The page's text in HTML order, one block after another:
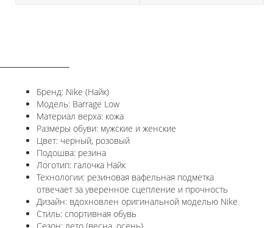
Бренд: Nike (Найк)
Модель: Barrage Low
Материал верха: кожа
Размеры обуви: мужские и женские
Цвет: черный, розовый
Подошва: резина
Логотип: галочка Найк
Технологии: резиновая вафельная подметка
отвечает за уверенное сцепление и прочность
Дизайн: вдохновлен оригинальной моделью Nike
Стиль: спортивная обувь
Сезон: лето (весна, осень)